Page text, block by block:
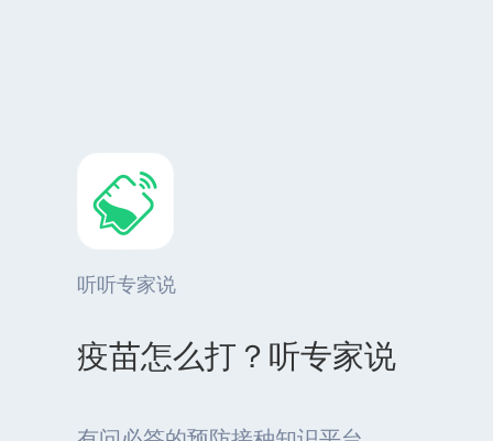
听听专家说
疫苗怎么打？听专家说